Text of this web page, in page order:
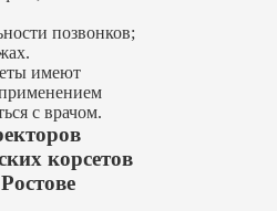
позвонков;
имеют
с врачом.
корсетов